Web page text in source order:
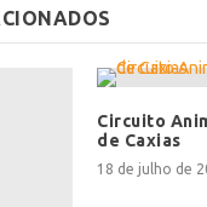
Circuito
de Caxias
18 de julho de